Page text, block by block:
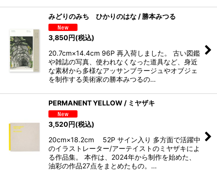
みどりのみち ひかりのはな / 勝本みつる
3,850円(税込)
20.7cm×14.4cm 96P 再入荷しました。 古い図鑑
や雑誌の写真、使われなくなった道具など、身近
な素材から多様なアッサンブラージュやオブジェ
を制作する美術家の勝本みつるの…
PERMANENT YELLOW / ミヤザキ
3,520円(税込)
20cm×18.2cm 52P サイン入り 多方面で活躍中
のイラストレーター/アーテイストのミヤザキによ
る作品集。 本作は、2024年から制作を始めた、
油彩の作品27点をまとめたもの。…